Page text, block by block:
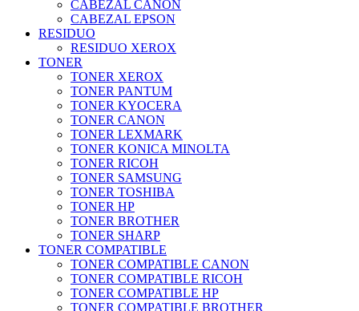
CABEZAL CANON
CABEZAL EPSON
RESIDUO
RESIDUO XEROX
TONER
TONER XEROX
TONER PANTUM
TONER KYOCERA
TONER CANON
TONER LEXMARK
TONER KONICA MINOLTA
TONER RICOH
TONER SAMSUNG
TONER TOSHIBA
TONER HP
TONER BROTHER
TONER SHARP
TONER COMPATIBLE
TONER COMPATIBLE CANON
TONER COMPATIBLE RICOH
TONER COMPATIBLE HP
TONER COMPATIBLE BROTHER